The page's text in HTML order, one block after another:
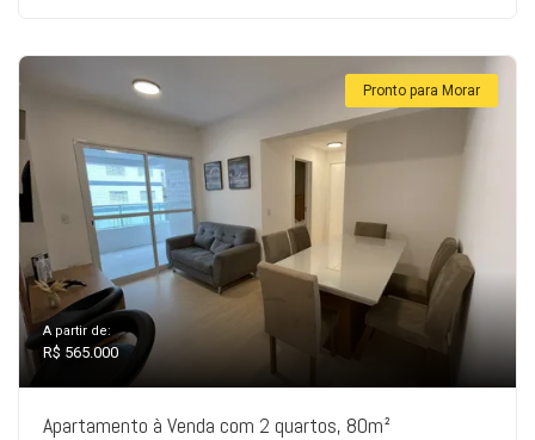
Pronto para Morar
A partir de:
R$ 565.000
Apartamento à Venda com 2 quartos, 80m²